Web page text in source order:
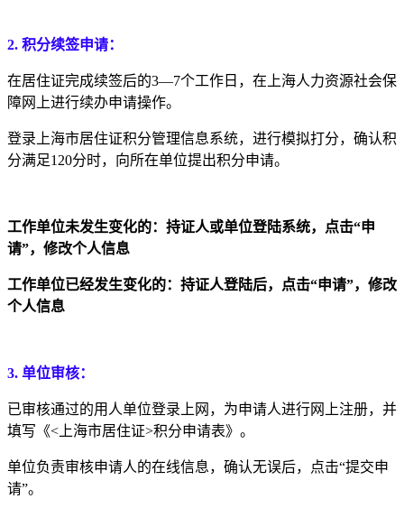
2. 积分续签申请：
在居住证完成续签后的3—7个工作日，在上海人力资源社会保
障网上进行续办申请操作。
登录上海市居住证积分管理信息系统，进行模拟打分，确认积
分满足120分时，向所在单位提出积分申请。
工作单位未发生变化的：持证人或单位登陆系统，点击“申
请”，修改个人信息
工作单位已经发生变化的：持证人登陆后，点击“申请”，修改
个人信息
3. 单位审核：
已审核通过的用人单位登录上网，为申请人进行网上注册，并
填写《<上海市居住证>积分申请表》。
单位负责审核申请人的在线信息，确认无误后，点击“提交申
请”。